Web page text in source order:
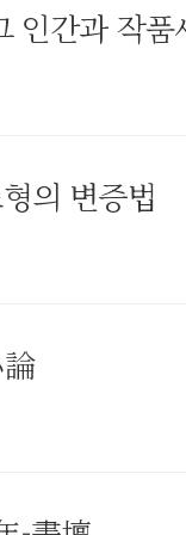
인간과 작품
의 변증법